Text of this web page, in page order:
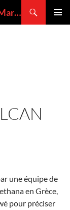
VOLCANMANIA : le blog de Jacques-Marie BARDINTZEFF, volcanologue
une équipe de
en Grèce,
pour préciser